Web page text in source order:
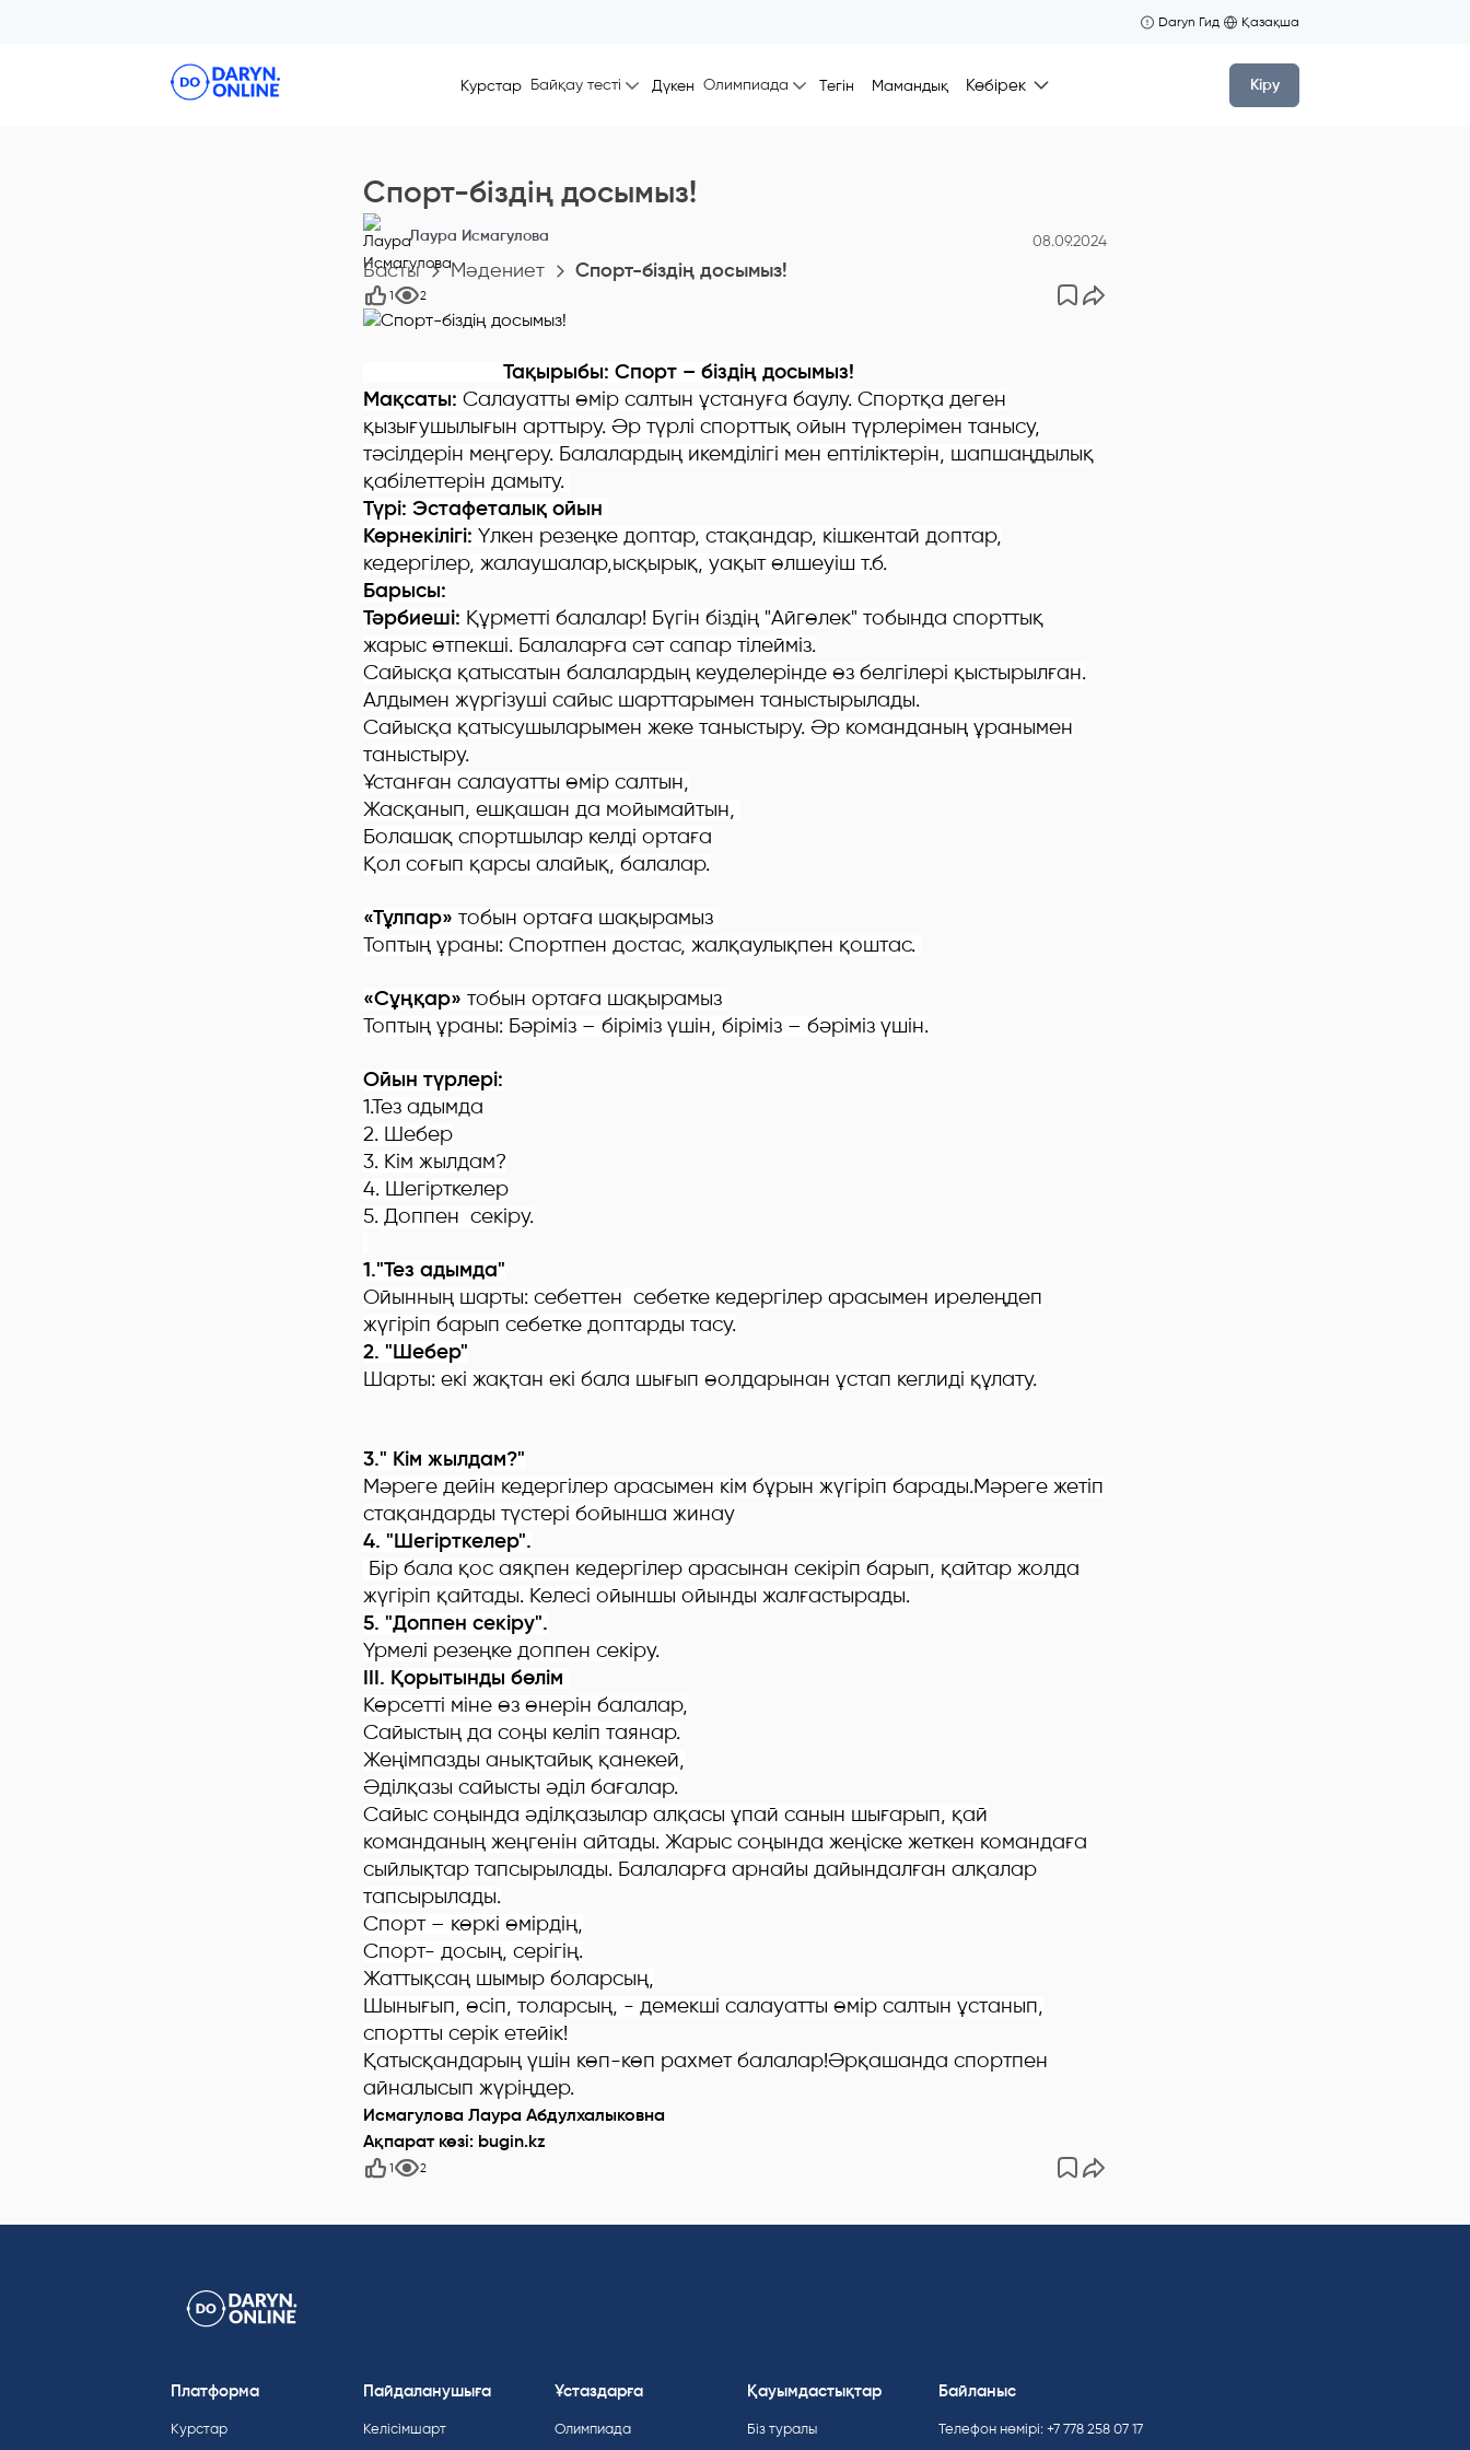
Daryn Гид Қазақша
Курстар Байқау тесті Дүкен Олимпиада Тегін Мамандық Көбірек Кіру
Спорт-біздің досымыз!
Лаура Исмагулова 08.09.2024
Басты Мәдениет Спорт-біздің досымыз!
1 2
Тақырыбы: Спорт – біздің досымыз!
Мақсаты: Салауатты өмір салтын ұстануға баулу. Спортқа деген
қызығушылығын арттыру. Әр түрлі спорттық ойын түрлерімен танысу,
тәсілдерін меңгеру. Балалардың икемділігі мен ептіліктерін, шапшаңдылық
қабілеттерін дамыту.
Түрі: Эстафеталық ойын
Көрнекілігі: Үлкен резеңке доптар, стақандар, кішкентай доптар,
кедергілер, жалаушалар,ысқырық, уақыт өлшеуіш т.б.
Барысы:
Тәрбиеші: Құрметті балалар! Бүгін біздің "Айгөлек" тобында спорттық
жарыс өтпекші. Балаларға сәт сапар тілейміз.
Сайысқа қатысатын балалардың кеуделерінде өз белгілері қыстырылған.
Алдымен жүргізуші сайыс шарттарымен таныстырылады.
Сайысқа қатысушыларымен жеке таныстыру. Әр команданың ұранымен
таныстыру.
Ұстанған салауатты өмір салтын,
Жасқанып, ешқашан да мойымайтын,
Болашақ спортшылар келді ортаға
Қол соғып қарсы алайық, балалар.
«Тұлпар» тобын ортаға шақырамыз
Топтың ұраны: Спортпен достас, жалқаулықпен қоштас.
«Сұңқар» тобын ортаға шақырамыз
Топтың ұраны: Бәріміз – біріміз үшін, біріміз – бәріміз үшін.
Ойын түрлері:
1.Тез адымда
2. Шебер
3. Кім жылдам?
4. Шегірткелер
5. Доппен секіру.
1."Тез адымда"
Ойынның шарты: себеттен себетке кедергілер арасымен ирелеңдеп
жүгіріп барып себетке доптарды тасу.
2. "Шебер"
Шарты: екі жақтан екі бала шығып өолдарынан ұстап кеглиді құлату.
3." Кім жылдам?"
Мәреге дейін кедергілер арасымен кім бұрын жүгіріп барады.Мәреге жетіп
стақандарды түстері бойынша жинау
4. "Шегірткелер".
Бір бала қос аяқпен кедергілер арасынан секіріп барып, қайтар жолда
жүгіріп қайтады. Келесі ойыншы ойынды жалғастырады.
5. "Доппен секіру".
Үрмелі резеңке доппен секіру.
ІІІ. Қорытынды бөлім
Көрсетті міне өз өнерін балалар,
Сайыстың да соңы келіп таянар.
Жеңімпазды анықтайық қанекей,
Әділқазы сайысты әділ бағалар.
Сайыс соңында әділқазылар алқасы ұпай санын шығарып, қай
команданың жеңгенін айтады. Жарыс соңында жеңіске жеткен командаға
сыйлықтар тапсырылады. Балаларға арнайы дайындалған алқалар
тапсырылады.
Спорт – көркі өмірдің,
Спорт- досың, серігің.
Жаттықсаң шымыр боларсың,
Шынығып, өсіп, толарсың, - демекші салауатты өмір салтын ұстанып,
спортты серік етейік!
Қатысқандарың үшін көп-көп рахмет балалар!Әрқашанда спортпен
айналысып жүріңдер.
Исмагулова Лаура Абдулхалыковна
Ақпарат көзі: bugin.kz
1 2
Платформа
Курстар
Пайдаланушыға
Келісімшарт
Ұстаздарға
Олимпиада
Қауымдастықтар
Біз туралы
Байланыс
Телефон нөмірі: +7 778 258 07 17